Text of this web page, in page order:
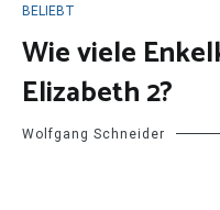
BELIEBT
Wie viele
Elizabeth 2?
Wolfgang Schneider